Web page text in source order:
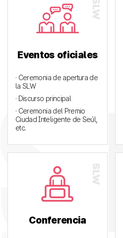
Eventos oficiales
· Ceremonia de apertura de
la SLW
· Discurso principal
· Ceremonia del Premio
Ciudad Inteligente de Seúl,
etc.
Conferencia